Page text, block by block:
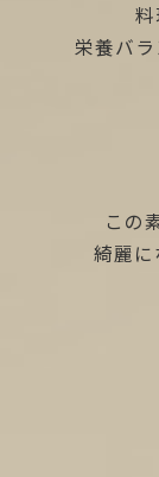
栄養バ
この
綺麗